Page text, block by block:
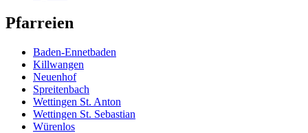
Pfarreien
Baden-Ennetbaden
Killwangen
Neuenhof
Spreitenbach
Wettingen St. Anton
Wettingen St. Sebastian
Würenlos